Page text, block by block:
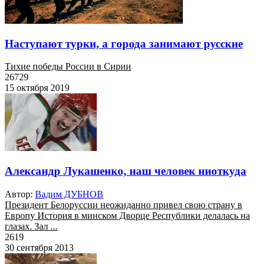
Наступают турки, а города занимают русские
Тихие победы России в Сирии
26729
15 октября 2019
Александр Лукашенко, наш человек ниоткуда
Автор: Вадим ДУБНОВ
Президент Белоруссии неожиданно привел свою страну в
Европу История в минском Дворце Республики делалась на
глазах. Зал ...
2619
30 сентября 2013